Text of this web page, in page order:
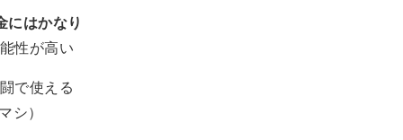
にはかなり
性が高い
で使える
シ）